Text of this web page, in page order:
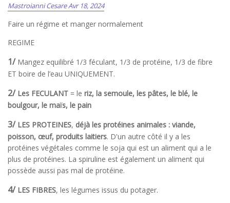
Mastroianni CesareAvr 18, 2024
Faire un régime et manger normalement
REGIME
1/Mangez equilibré 1/3 féculant, 1/3 de protéine, 1/3 de fibre
ET boire de l’eau UNIQUEMENT.
2/ Les FECULANT = le riz, la semoule, les pâtes, le blé, le
boulgour, le maïs, le pain
3/ LES PROTEINES, déjà les protéines animales : viande,
poisson, œuf, produits laitiers. D'un autre côté il y a les
protéines végétales comme le soja qui est un aliment qui a le
plus de protéines. La spiruline est également un aliment qui
possède aussi pas mal de protéine.
4/ LES FIBRES, les légumes issus du potager.